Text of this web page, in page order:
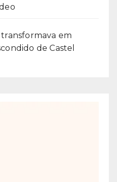
em
de Castel